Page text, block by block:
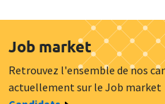
Job market
Retrouvez l'ensemble de nos
actuellement sur le Job market